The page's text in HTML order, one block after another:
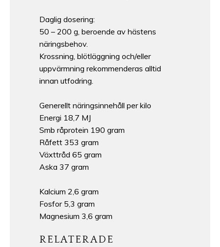
Daglig dosering:
50 – 200 g, beroende av hästens
näringsbehov.
Krossning, blötläggning och/eller
uppvärmning rekommenderas alltid
innan utfodring.
Generellt näringsinnehåll per kilo
Energi 18,7 MJ
Smb råprotein 190 gram
Råfett 353 gram
Växttråd 65 gram
Aska 37 gram
Kalcium 2,6 gram
Fosfor 5,3 gram
Magnesium 3,6 gram
RELATERADE